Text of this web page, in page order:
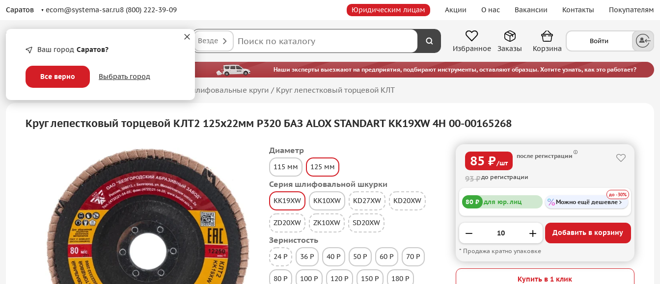
Саратов ecom@systema-sar.ru8 (800) 222-39-09 Юридическим лицам Акции О нас Вакансии Контакты Покупателям
Ваш город Саратов?
Все верно Выбрать город
Везде
Избранное
Войти
Заказы Корзина
— больше, чем просто оптовые цены. Наши эксперты выезжают на предприятия, подбирают инструменты, оставляют образцы. Хотите узнать, как это работает?
Главная /Абразивные материалы Лепестковые шлифовальные круги / Круг лепестковый торцевой КЛТ
Круг лепестковый торцевой КЛТ2 125х22мм P320 БАЗ ALOX STANDART KK19XW 4H 00-00165268
Диаметр
115 мм 125 мм
Серия шлифовальной шкурки
KK19XW KK10XW KD27XW KD20XW
ZD20XW ZK10XW SD20XW
Зернистость
24 P 36 P 40 P 50 P 60 P 70 P
80 P 100 P 120 P 150 P 180 P
85 ₽/шт
после регистрации
93 ₽до регистрации
80 ₽ для юр. лиц Можно ещё дешевле
до -30%
Добавить в корзину
* Продажа кратно упаковке
Купить в 1 клик